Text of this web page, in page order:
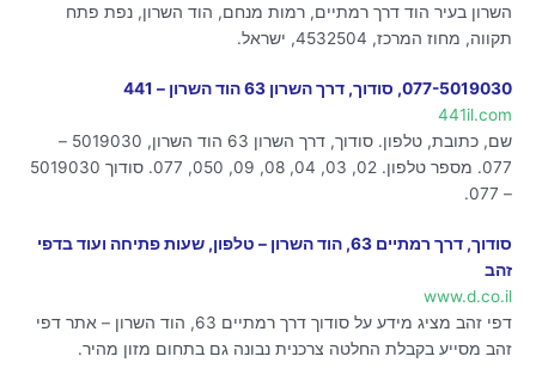
השרון בעיר הוד דרך רמתיים, רמות מנחם, הוד השרון, נפת פתח
תקווה, מחוז המרכז, 4532504, ישראל.
077-5019030, סודוך, דרך השרון 63 הוד השרון – 441
441il.com
שם, כתובת, טלפון. סודוך, דרך השרון 63 הוד השרון, 5019030 –
077. מספר טלפון. 02, 03, 04, 08, 09, 050, 077. סודוך 5019030
– 077.
סודוך, דרך רמתיים 63, הוד השרון – טלפון, שעות פתיחה ועוד בדפי
זהב
www.d.co.il
דפי זהב מציג מידע על סודוך דרך רמתיים 63, הוד השרון – אתר דפי
זהב מסייע בקבלת החלטה צרכנית נבונה גם בתחום מזון מהיר.